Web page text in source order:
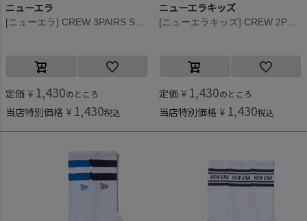
ニューエラ
[ニューエラ] CREW 3PAIRS SOCKS (BLACK) ブラック
定価 ¥ 1,430のところ
当店特別価格 ¥ 1,430税込
ニューエラキッズ
[ニューエラキッズ] CREW 2PAIRS EMB SOCKS(BK×WH) ブルー×ブラック
定価 ¥ 1,430のところ
当店特別価格 ¥ 1,430税込